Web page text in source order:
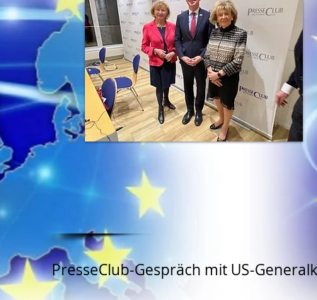
PresseClub-Gespräch mit US-